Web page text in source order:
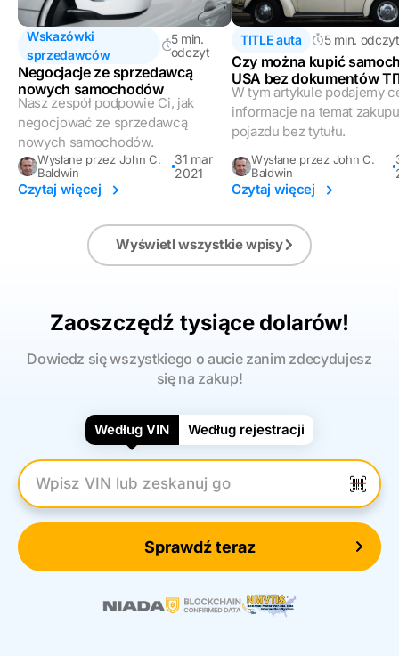
Wskazówki
sprzedawców
5 min.
odczyt
Negocjacje ze sprzedawcą
nowych samochodów
Nasz zespół podpowie Ci, jak
negocjować ze sprzedawcą
nowych samochodów.
Wysłane przez John C.
Baldwin
31 mar
2021
Czytaj więcej
TITLE auta 5 min. odczyt
Czy można kupić
USA bez dokumentów
W tym artykule podajemy
informacje na temat zakupu
pojazdu bez tytułu.
Wysłane przez John C.
Baldwin
Czytaj więcej
Wyświetl wszystkie wpisy
Zaoszczędź tysiące dolarów!
Dowiedz się wszystkiego o aucie zanim zdecydujesz
się na zakup!
Według VIN Według rejestracji
Wpisz numer VIN
Sprawdź teraz